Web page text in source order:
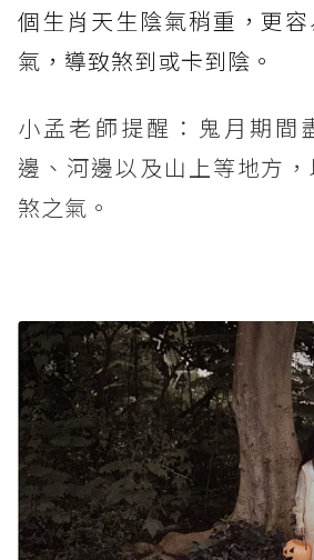
個生肖天生陰氣稍重，更
氣，導致煞到或卡到陰。
小孟老師提醒：鬼月期間
邊、河邊以及山上等地方
煞之氣。